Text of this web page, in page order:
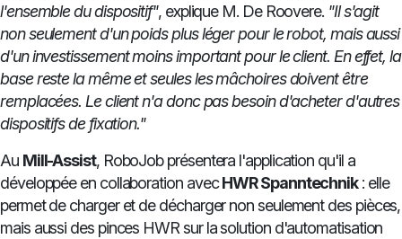
l'ensemble du dispositif", explique M. De Roovere. "Il s'agit
non seulement d'un poids plus léger pour le robot, mais aussi
d'un investissement moins important pour le client. En effet, la
base reste la même et seules les mâchoires doivent être
remplacées. Le client n'a donc pas besoin d'acheter d'autres
dispositifs de fixation."
Au Mill-Assist, RoboJob présentera l'application qu'il a
développée en collaboration avecHWR Spanntechnik: elle
permet de charger et de décharger non seulement des pièces,
mais aussi des pinces HWR sur la solution d'automatisation